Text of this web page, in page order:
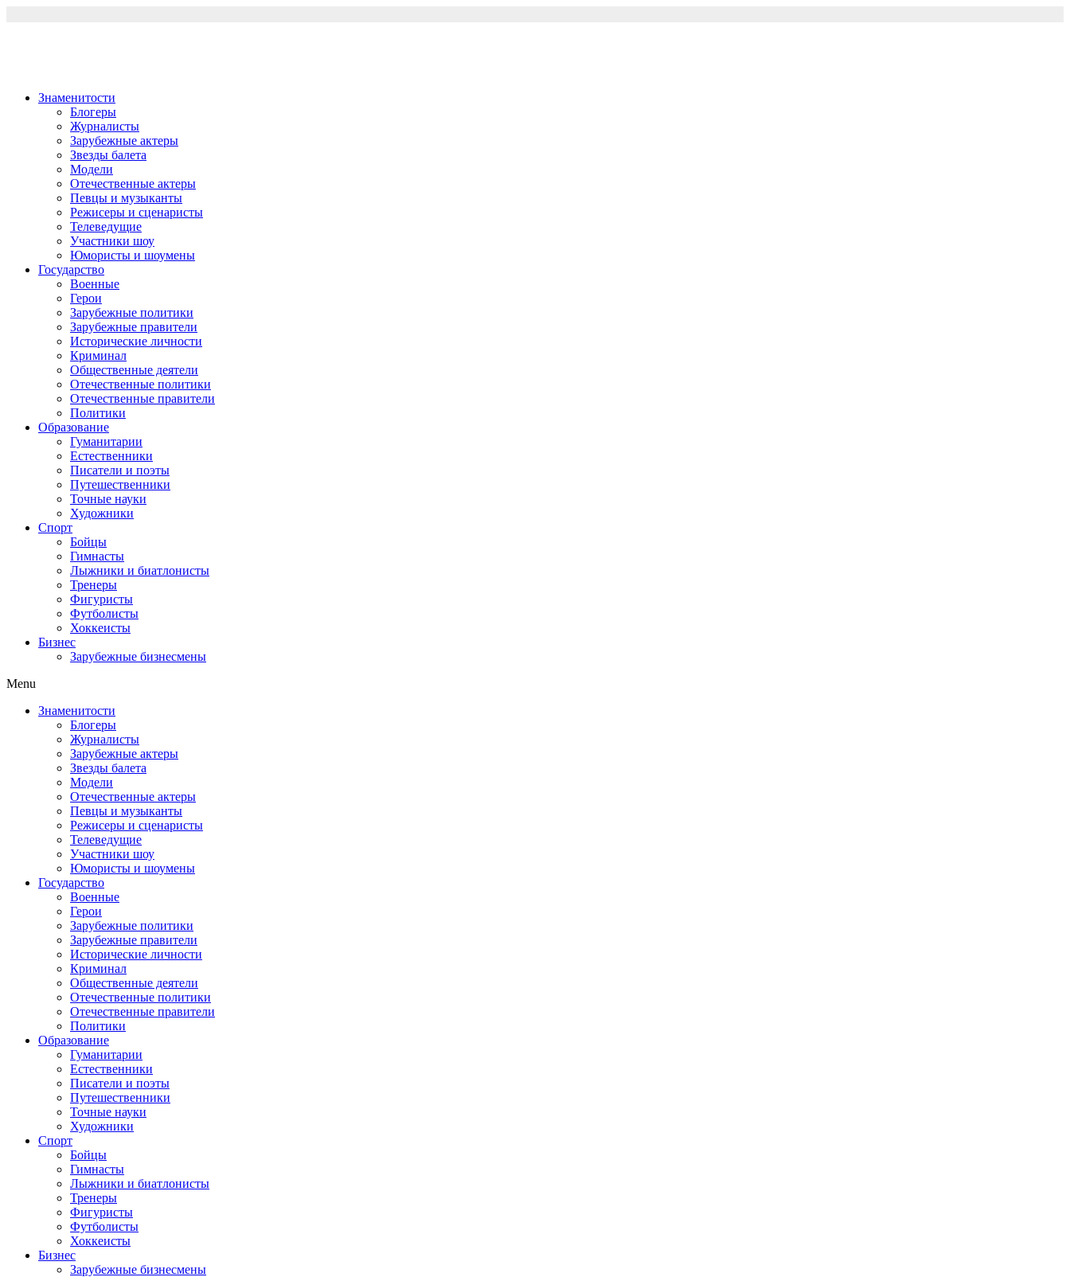
Знаменитости
Блогеры
Журналисты
Зарубежные актеры
Звезды балета
Модели
Отечественные актеры
Певцы и музыканты
Режисеры и сценаристы
Телеведущие
Участники шоу
Юмористы и шоумены
Государство
Военные
Герои
Зарубежные политики
Зарубежные правители
Исторические личности
Криминал
Общественные деятели
Отечественные политики
Отечественные правители
Политики
Образование
Гуманитарии
Естественники
Писатели и поэты
Путешественники
Точные науки
Художники
Спорт
Бойцы
Гимнасты
Лыжники и биатлонисты
Тренеры
Фигуристы
Футболисты
Хоккеисты
Бизнес
Зарубежные бизнесмены
Menu
Знаменитости
Блогеры
Журналисты
Зарубежные актеры
Звезды балета
Модели
Отечественные актеры
Певцы и музыканты
Режисеры и сценаристы
Телеведущие
Участники шоу
Юмористы и шоумены
Государство
Военные
Герои
Зарубежные политики
Зарубежные правители
Исторические личности
Криминал
Общественные деятели
Отечественные политики
Отечественные правители
Политики
Образование
Гуманитарии
Естественники
Писатели и поэты
Путешественники
Точные науки
Художники
Спорт
Бойцы
Гимнасты
Лыжники и биатлонисты
Тренеры
Фигуристы
Футболисты
Хоккеисты
Бизнес
Зарубежные бизнесмены